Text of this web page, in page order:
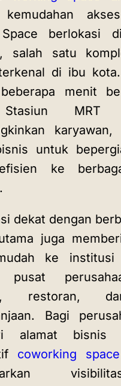
kemudahan
berlokasi
salah satu
di ibu
menit
MRT
untuk
ke
dekat dengan
juga
ke institusi
pusat
restoran,
Bagi
alamat bisnis
coworking